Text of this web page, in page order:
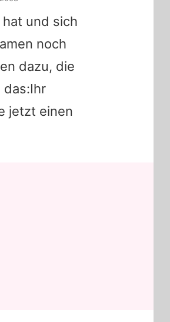
und sich
noch
dazu, die
das:Ihr
jetzt einen